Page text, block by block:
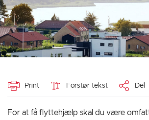
Print Forstør tekst Del
For at få flyttehjælp skal du være